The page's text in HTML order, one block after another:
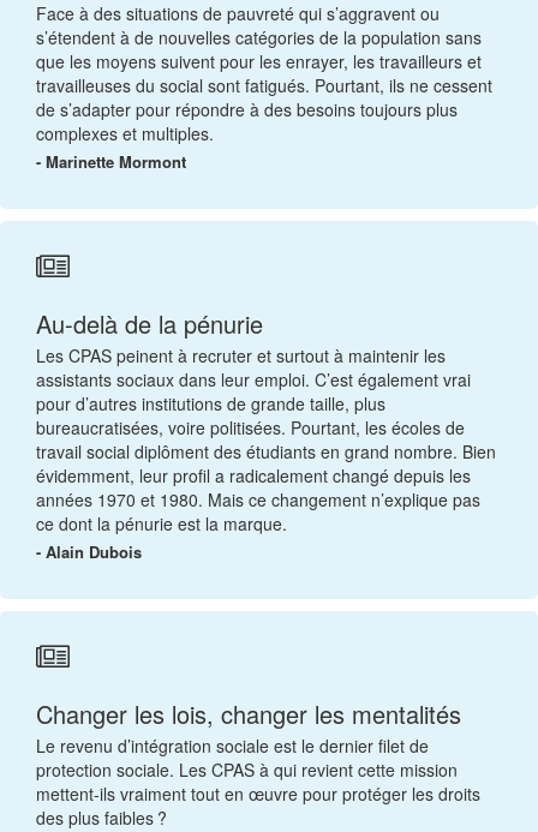
Face à des situations de pauvreté qui s’aggravent ou
s’étendent à de nouvelles catégories de la population sans
que les moyens suivent pour les enrayer, les travailleurs et
travailleuses du social sont fatigués. Pourtant, ils ne cessent
de s’adapter pour répondre à des besoins toujours plus
complexes et multiples.
- Marinette Mormont
Au-delà de la pénurie
Les CPAS peinent à recruter et surtout à maintenir les
assistants sociaux dans leur emploi. C’est également vrai
pour d’autres institutions de grande taille, plus
bureaucratisées, voire politisées. Pourtant, les écoles de
travail social diplôment des étudiants en grand nombre. Bien
évidemment, leur profil a radicalement changé depuis les
années 1970 et 1980. Mais ce changement n’explique pas
ce dont la pénurie est la marque.
- Alain Dubois
Changer les lois, changer les mentalités
Le revenu d’intégration sociale est le dernier filet de
protection sociale. Les CPAS à qui revient cette mission
mettent-ils vraiment tout en œuvre pour protéger les droits
des plus faibles ?